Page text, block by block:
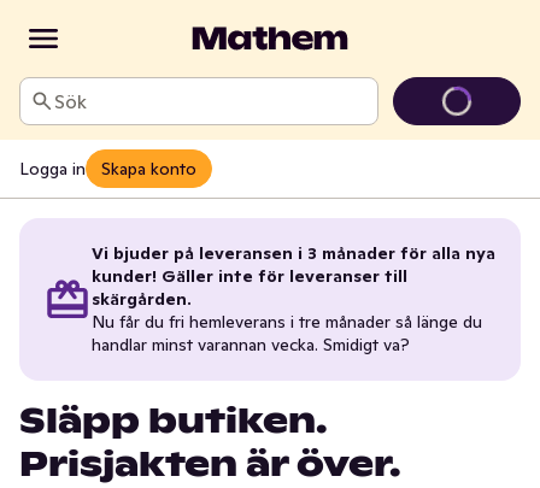
Sök
Logga in Skapa konto
Vi bjuder på leveransen i 3 månader för alla nya
kunder! Gäller inte för leveranser till
skärgården.
Nu får du fri hemleverans i tre månader så länge du
handlar minst varannan vecka. Smidigt va?
Släpp butiken.
Prisjakten är över.